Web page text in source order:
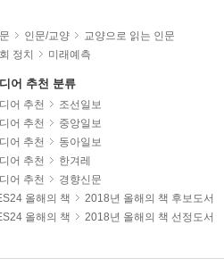
인문/교양
교양으로 읽는 인문
정치 미래예측
어 추천 분류
어 추천
조선일보
어 추천
중앙일보
어 추천
동아일보
어 추천
한겨레
어 추천
경향신문
올해의 책
2018년 올해의 책 후보도서
올해의 책 2018년 올해의 책 선정도서